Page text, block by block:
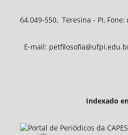
64.049-550, Teresina - PI, Fone:
E-mail:
Indexado